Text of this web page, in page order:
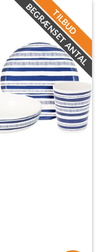
TILBUD
BEGRÆNSET ANTAL